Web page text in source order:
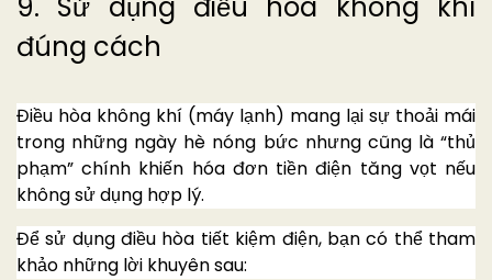
đúng cách
Điều hòa không khí (máy lạnh) mang lại sự thoải mái
trong những ngày hè nóng bức nhưng cũng là “thủ
phạm” chính khiến hóa đơn tiền điện tăng vọt nếu
không sử dụng hợp lý.
Để sử dụng điều hòa tiết kiệm điện, bạn có thể tham
khảo những lời khuyên sau: